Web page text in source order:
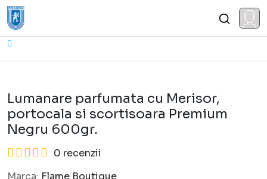
Lumanare parfumata cu Merisor,
portocala si scortisoara Premium
Negru 600gr.
0 recenzii
Marca: Flame Boutique